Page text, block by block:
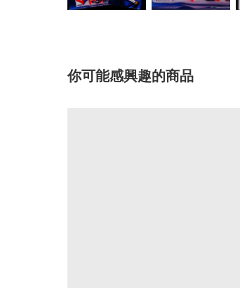
你可能感興趣的商品